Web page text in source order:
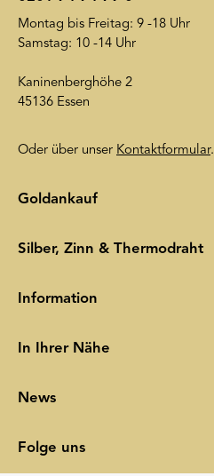
Montag bis Freitag: 9 -18 Uhr
Samstag: 10 -14 Uhr
Kaninenberghöhe 2
45136 Essen
Oder über unser Kontaktformular.
Goldankauf
Silber, Zinn & Thermodraht
Information
In Ihrer Nähe
News
Folge uns